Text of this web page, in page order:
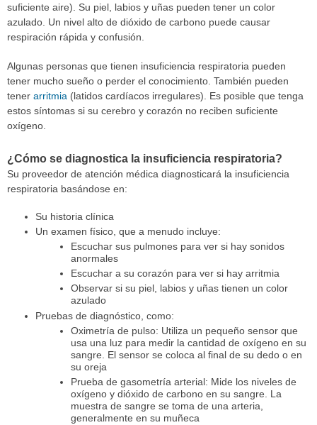
suficiente aire). Su piel, labios y uñas pueden tener un color
azulado. Un nivel alto de dióxido de carbono puede causar
respiración rápida y confusión.
Algunas personas que tienen insuficiencia respiratoria pueden
tener mucho sueño o perder el conocimiento. También pueden
tener arritmia (latidos cardíacos irregulares). Es posible que tenga
estos síntomas si su cerebro y corazón no reciben suficiente
oxígeno.
¿Cómo se diagnostica la insuficiencia respiratoria?
Su proveedor de atención médica diagnosticará la insuficiencia
respiratoria basándose en:
Su historia clínica
Un examen físico, que a menudo incluye:
Escuchar sus pulmones para ver si hay sonidos
anormales
Escuchar a su corazón para ver si hay arritmia
Observar si su piel, labios y uñas tienen un color
azulado
Pruebas de diagnóstico, como:
Oximetría de pulso: Utiliza un pequeño sensor que
usa una luz para medir la cantidad de oxígeno en su
sangre. El sensor se coloca al final de su dedo o en
su oreja
Prueba de gasometría arterial: Mide los niveles de
oxígeno y dióxido de carbono en su sangre. La
muestra de sangre se toma de una arteria,
generalmente en su muñeca